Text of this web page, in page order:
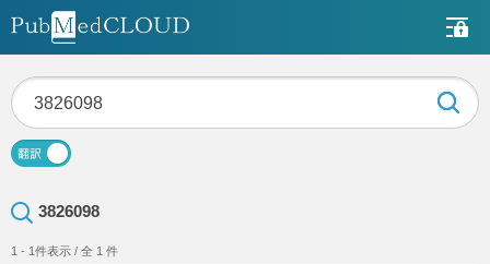
3826098
1 - 1件表示 / 全 1 件